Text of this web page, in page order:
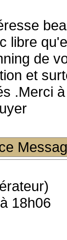
libre
de
et
.Merci
18h06